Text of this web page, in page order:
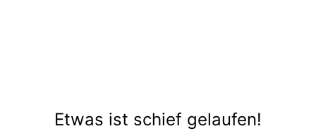
Etwas ist schief gelaufen!